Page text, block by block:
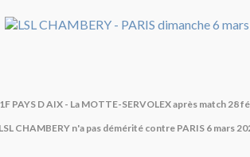
PAYS D AIX - La MOTTE-SERVOLEX après match 28
LSL CHAMBERY n'a pas démérité contre PARIS 6 mars